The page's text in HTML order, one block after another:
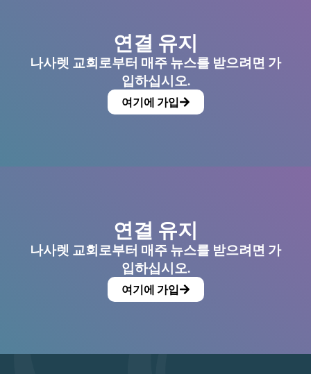
연결 유지
나사렛 교회로부터 매주 뉴스를 받으려면 가
입하십시오.
여기에 가입
연결 유지
나사렛 교회로부터 매주 뉴스를 받으려면 가
입하십시오.
여기에 가입